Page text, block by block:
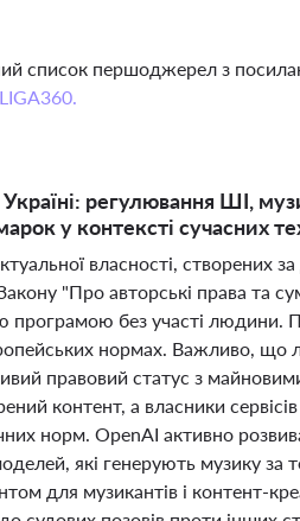
список першоджерел з
Україні: регулювання ШІ,
у контексті сучасних
власності, створених
"Про авторські права та
програмою без участі людини.
нормах. Важливо,
правовий статус з
контент, а власники
норм. OpenAI активно
які генерують музику за
для музикантів і контент-